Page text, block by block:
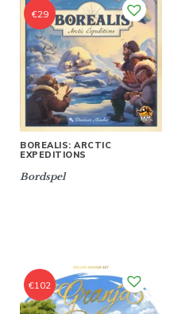
BOREALIS: ARCTIC
EXPEDITIONS
Bordspel
€29
€102